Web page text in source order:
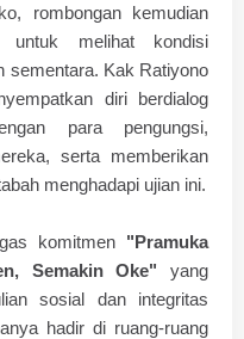
rombongan kemudian
untuk melihat kondisi
sementara. Kak Ratiyono
diri berdialog
para pengungsi,
serta memberikan
menghadapi ujian ini.
komitmen "Pramuka
Semakin Oke" yang
sosial dan integritas
hadir di ruang-ruang